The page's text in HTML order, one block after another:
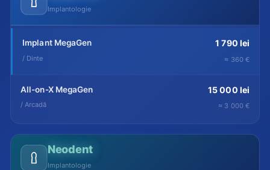
Implantologie
Implant MegaGen
/ Dinte
1 790 lei
≈ 360 €
All-on-X MegaGen
/ Arcadă
15 000 lei
≈ 3 000 €
Neodent
Implantologie